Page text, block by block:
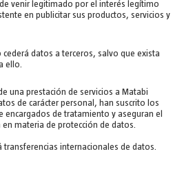
venir legitimado por el interés legítimo
en publicitar sus productos, servicios y
cederá datos a terceros, salvo que exista
ello.
una prestación de servicios a Matabi
de carácter personal, han suscrito los
de tratamiento y aseguran el
materia de protección de datos.
internacionales de datos.